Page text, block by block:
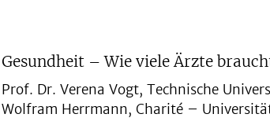
Gesundheit – Wie viele Ärzte
Prof. Dr. Verena Vogt, Technische
Wolfram Herrmann, Charité –